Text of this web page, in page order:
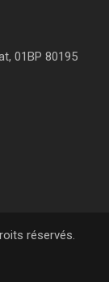
01BP 80195
réservés.